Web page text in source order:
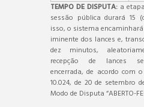
TEMPO DE DISPUTA: a
sessão pública durará 15
isso, o sistema
iminente dos lances e,
dez minutos,
recepção de lances
encerrada, de acordo com
10.024, de 20 de setembro
Modo de Disputa “ABERTO-